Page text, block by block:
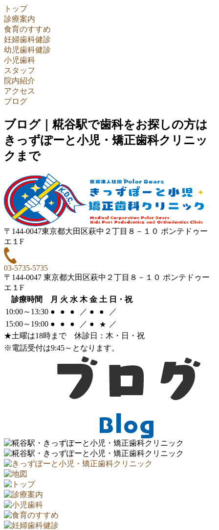
トップ
診療案内
食育のすすめ
妊婦歯科健診
幼児歯科健診
小児歯科
スタッフ
院内紹介
アクセス
ブログ
ブログ｜糀谷駅で歯科をお探しの方は
きっずぽーと小児・矯正歯科クリニッ
クまで
〒144-0047東京都大田区萩中２丁目８－１０ ポンテドゥー
エ１F
03-5735-5735
〒144-0047 東京都大田区萩中２丁目８－１０ ポンテドゥー
エ１F
診療時間
月 火 水 木 金 土 日・祝
10:00～13:30 ● ● ● ／ ● ●
／
15:00～19:00 ● ● ● ／ ● ★ ／
★土曜は18時まで 休診日
：木・日・祝
※電話受付は9:45～となります。